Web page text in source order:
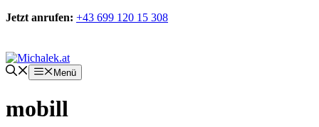
Zum
Jetzt anrufen: +43 699 120 15 308
Menü
mobill